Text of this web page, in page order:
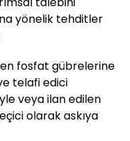
yönelik tehditler
fosfat gübrelerine
telafi edici
veya ilan edilen
olarak askıya